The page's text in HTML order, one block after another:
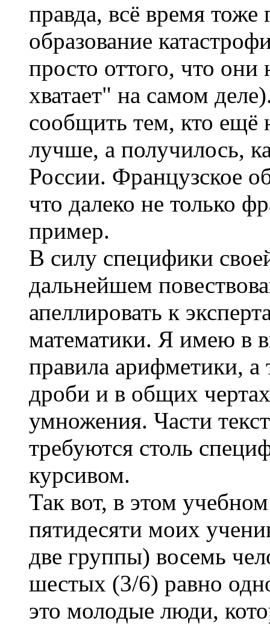
правда, всё время тоже
образование
просто оттого, что они
хватает" на самом
сообщить тем, кто ещё
лучше, а получилось,
России. Французское
что далеко не только
пример.
В силу специфики
дальнейшем
апеллировать к
математики. Я имею в
правила арифметики, а
дроби и в общих
умножения. Части
требуются столь
курсивом.
Так вот, в этом
пятидесяти моих
две группы) восемь
шестых (3/6) равно
это молодые люди,